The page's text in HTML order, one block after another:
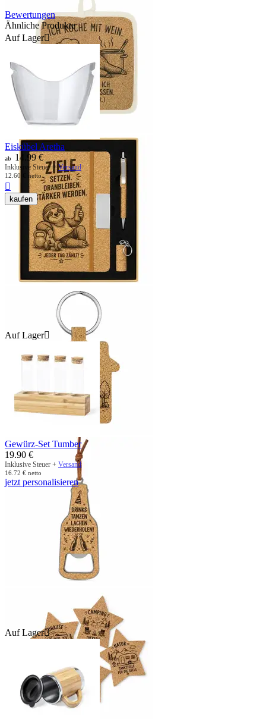
Bewertungen
Ähnliche Produkte
Auf Lager
Eiskübel Aretha
ab 14.99 €
Inklusive Steuer +Versand
12.60 netto

kaufen
Auf Lager
Gewürz-Set Tumber
19.90 €
Inklusive Steuer + Versand
16.72 € netto
jetzt personalisieren
Auf Lager